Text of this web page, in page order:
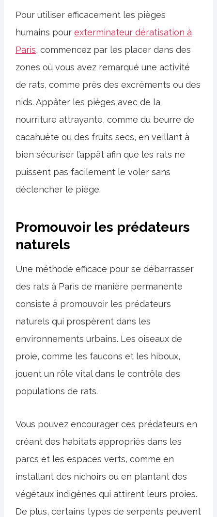
Pour utiliser efficacement les pièges
humains pour exterminateur dératisation à
Paris, commencez par les placer dans des
zones où vous avez remarqué une activité
de rats, comme près des excréments ou des
nids. Appâter les pièges avec de la
nourriture attrayante, comme du beurre de
cacahuète ou des fruits secs, en veillant à
bien sécuriser l’appât afin que les rats ne
puissent pas facilement le voler sans
déclencher le piège.
Promouvoir les prédateurs
naturels
Une méthode efficace pour se débarrasser
des rats à Paris de manière permanente
consiste à promouvoir les prédateurs
naturels qui prospèrent dans les
environnements urbains. Les oiseaux de
proie, comme les faucons et les hiboux,
jouent un rôle vital dans le contrôle des
populations de rats.
Vous pouvez encourager ces prédateurs en
créant des habitats appropriés dans les
parcs et les espaces verts, comme en
installant des nichoirs ou en plantant des
végétaux indigènes qui attirent leurs proies.
De plus, certains types de serpents peuvent